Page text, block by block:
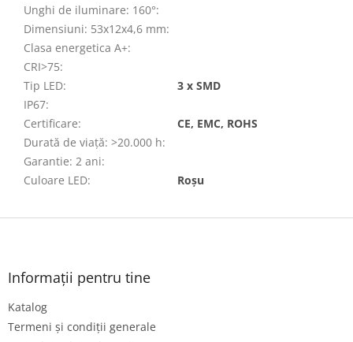
Unghi de iluminare: 160°:
Dimensiuni: 53x12x4,6 mm:
Clasa energetica A+:
CRI>75:
Tip LED:
3 x SMD
IP67:
Certificare:
CE, EMC, ROHS
Durată de viață: >20.000 h:
Garantie: 2 ani:
Culoare LED: Roșu
S
Informații pentru tine
Katalog
Termeni și condiții generale